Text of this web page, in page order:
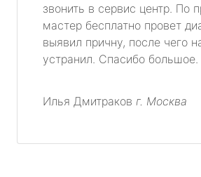
звонить в сервис центр. По
мастер бесплатно провет
выявил причну, после чего
устранил. Спасибо большое.
Илья Дмитраков г. Москва